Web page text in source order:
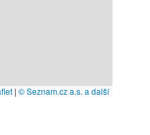
| © Seznam.cz a.s. a další